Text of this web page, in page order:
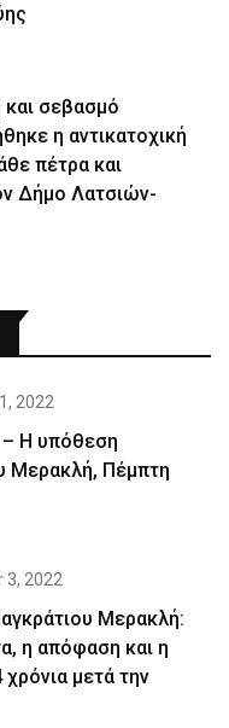
σεβασμό
η αντικατοχική
πέτρα και
Δήμο Λατσιών-
2022
Η υπόθεση
Μερακλή, Πέμπτη
3, 2022
Μερακλή:
η απόφαση και η
μετά την